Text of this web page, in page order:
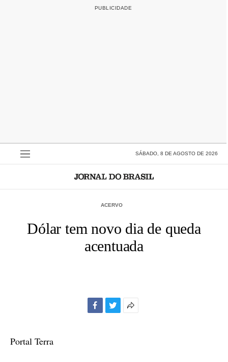
SÁBADO, 8 DE AGOSTO DE 2026
ACERVO
Dólar tem novo dia de queda
acentuada
Portal Terra